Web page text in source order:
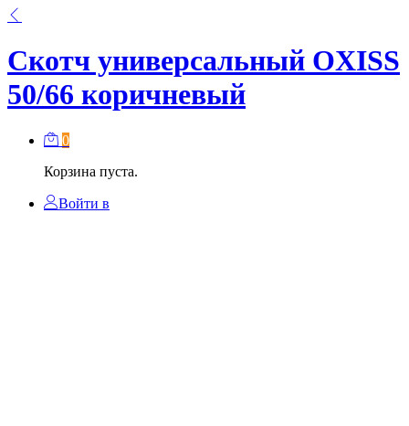
Скотч универсальный OXISS
50/66 коричневый
0
Корзина пуста.
Войти в